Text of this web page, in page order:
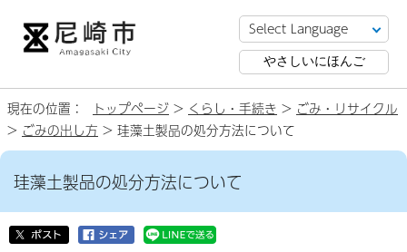
やさしいにほんご
現在の位置： トップページ > くらし・手続き > ごみ・リサイクル
> ごみの出し方 > 珪藻土製品の処分方法について
珪藻土製品の処分方法について